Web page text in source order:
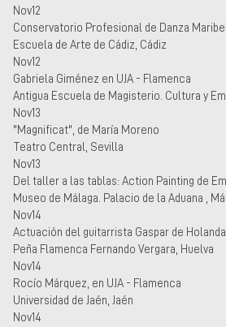
Nov12
Conservatorio Profesional de Danza
Escuela de Arte de Cádiz, Cádiz
Nov12
Gabriela Giménez en UJA - Flamenca
Antigua Escuela de Magisterio. Cultura y
Nov13
"Magnificat", de María Moreno
Teatro Central, Sevilla
Nov13
Del taller a las tablas: Action Painting de
Museo de Málaga. Palacio de la Aduana ,
Nov14
Actuación del guitarrista Gaspar de Holanda
Peña Flamenca Fernando Vergara, Huelva
Nov14
Rocío Márquez, en UJA - Flamenca
Universidad de Jaén, Jaén
Nov14